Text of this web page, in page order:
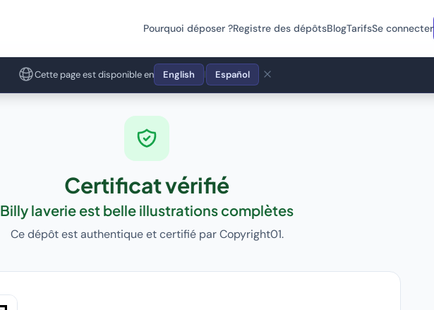
Pourquoi déposer ?Registre des dépôtsBlogTarifsSe connecter
Cette page est disponible en English | Español
Certificat vérifié
Billy laverie est belle illustrations complètes
Ce dépôt est authentique et certifié par Copyright01.